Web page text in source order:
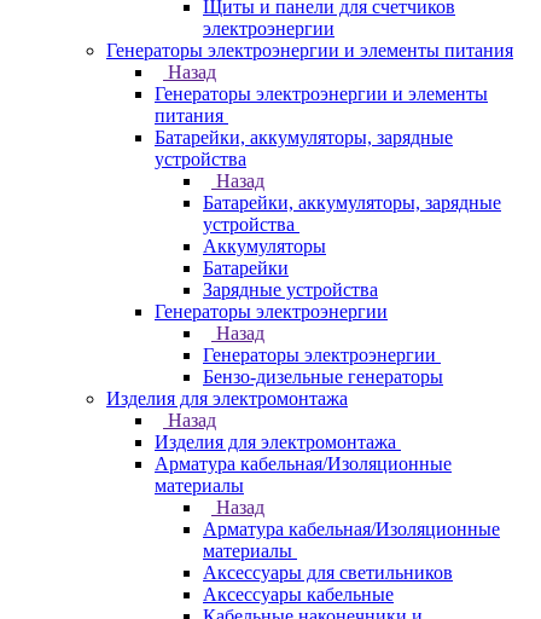
Щиты и панели для счетчиков
электроэнергии
Генераторы электроэнергии и элементы питания
Назад
Генераторы электроэнергии и элементы
питания
Батарейки, аккумуляторы, зарядные
устройства
Назад
Батарейки, аккумуляторы, зарядные
устройства
Аккумуляторы
Батарейки
Зарядные устройства
Генераторы электроэнергии
Назад
Генераторы электроэнергии
Бензо-дизельные генераторы
Изделия для электромонтажа
Назад
Изделия для электромонтажа
Арматура кабельная/Изоляционные
материалы
Назад
Арматура кабельная/Изоляционные
материалы
Аксессуары для светильников
Аксессуары кабельные